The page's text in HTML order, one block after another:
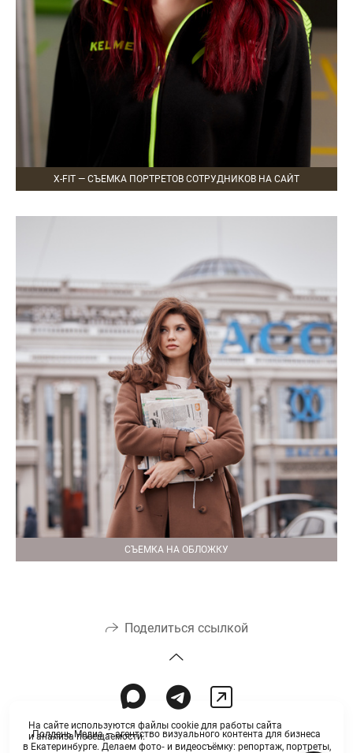
X-FIT — СЪЕМКА ПОРТРЕТОВ СОТРУДНИКОВ НА САЙТ
СЪЕМКА НА ОБЛОЖКУ
Поделиться ссылкой
Полдень Медиа — агентство визуального контента для бизнеса
в Екатеринбурге. Делаем фото‑ и видеосъёмку: репортаж, портреты,
На сайте используются файлы cookie для работы сайта
и анализа посещаемости.